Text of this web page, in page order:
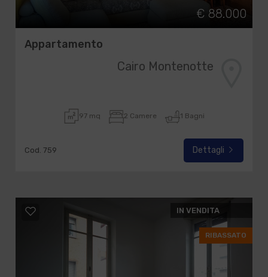
€ 88.000
Appartamento
Cairo Montenotte
97 mq 2 Camere 1 Bagni
Cod. 759 Dettagli
IN VENDITA
RIBASSATO